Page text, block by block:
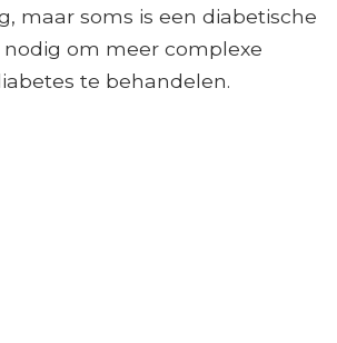
maar soms is een diabetische
om meer complexe
te behandelen.